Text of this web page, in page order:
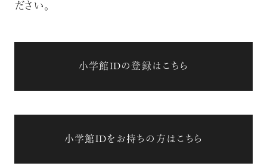
ださい。
小学館IDの登録はこちら
小学館IDをお持ちの方はこちら